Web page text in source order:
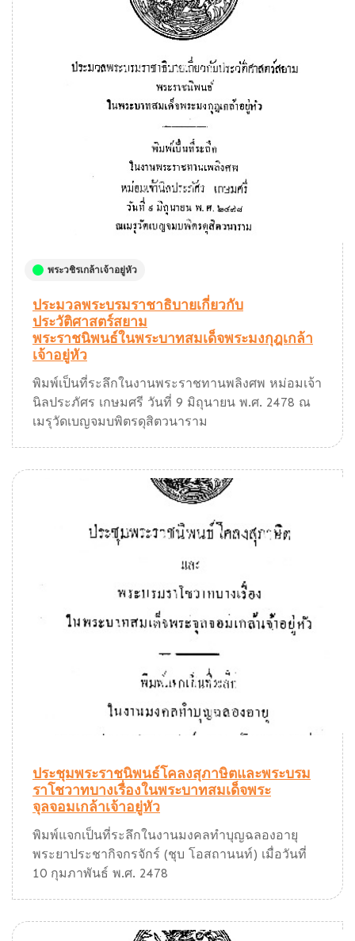
พระวชิรเกล้าเจ้าอยู่หัว
ประมวลพระบรมราชาธิบายเกี่ยวกับ
ประวัติศาสตร์สยาม
พระราชนิพนธ์ในพระบาทสมเด็จพระมงกุฎเกล้า
เจ้าอยู่หัว
พิมพ์เป็นที่ระลึกในงานพระราชทานพลิงศพ หม่อมเจ้า
นิลประภัศร เกษมศรี วันที่ 9 มิถุนายน พ.ศ. 2478 ณ
เมรุวัดเบญจมบพิตรดุสิตวนาราม
ประชุมพระราชนิพนธ์โคลงสุภาษิตและพระบรม
ราโชวาทบางเรื่องในพระบาทสมเด็จพระ
จุลจอมเกล้าเจ้าอยู่หัว
พิมพ์แจกเป็นที่ระลึกในงานมงคลทำบุญฉลองอายุ
พระยาประชากิจกรจักร์ (ชุบ โอสถานนท์) เมื่อวันที่
10 กุมภาพันธ์ พ.ศ. 2478